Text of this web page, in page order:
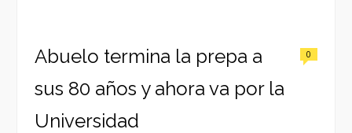
Abuelo termina la prepa a
sus 80 años y ahora va por la
Universidad
0